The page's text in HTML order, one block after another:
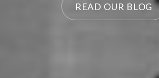
READ OUR BLOG